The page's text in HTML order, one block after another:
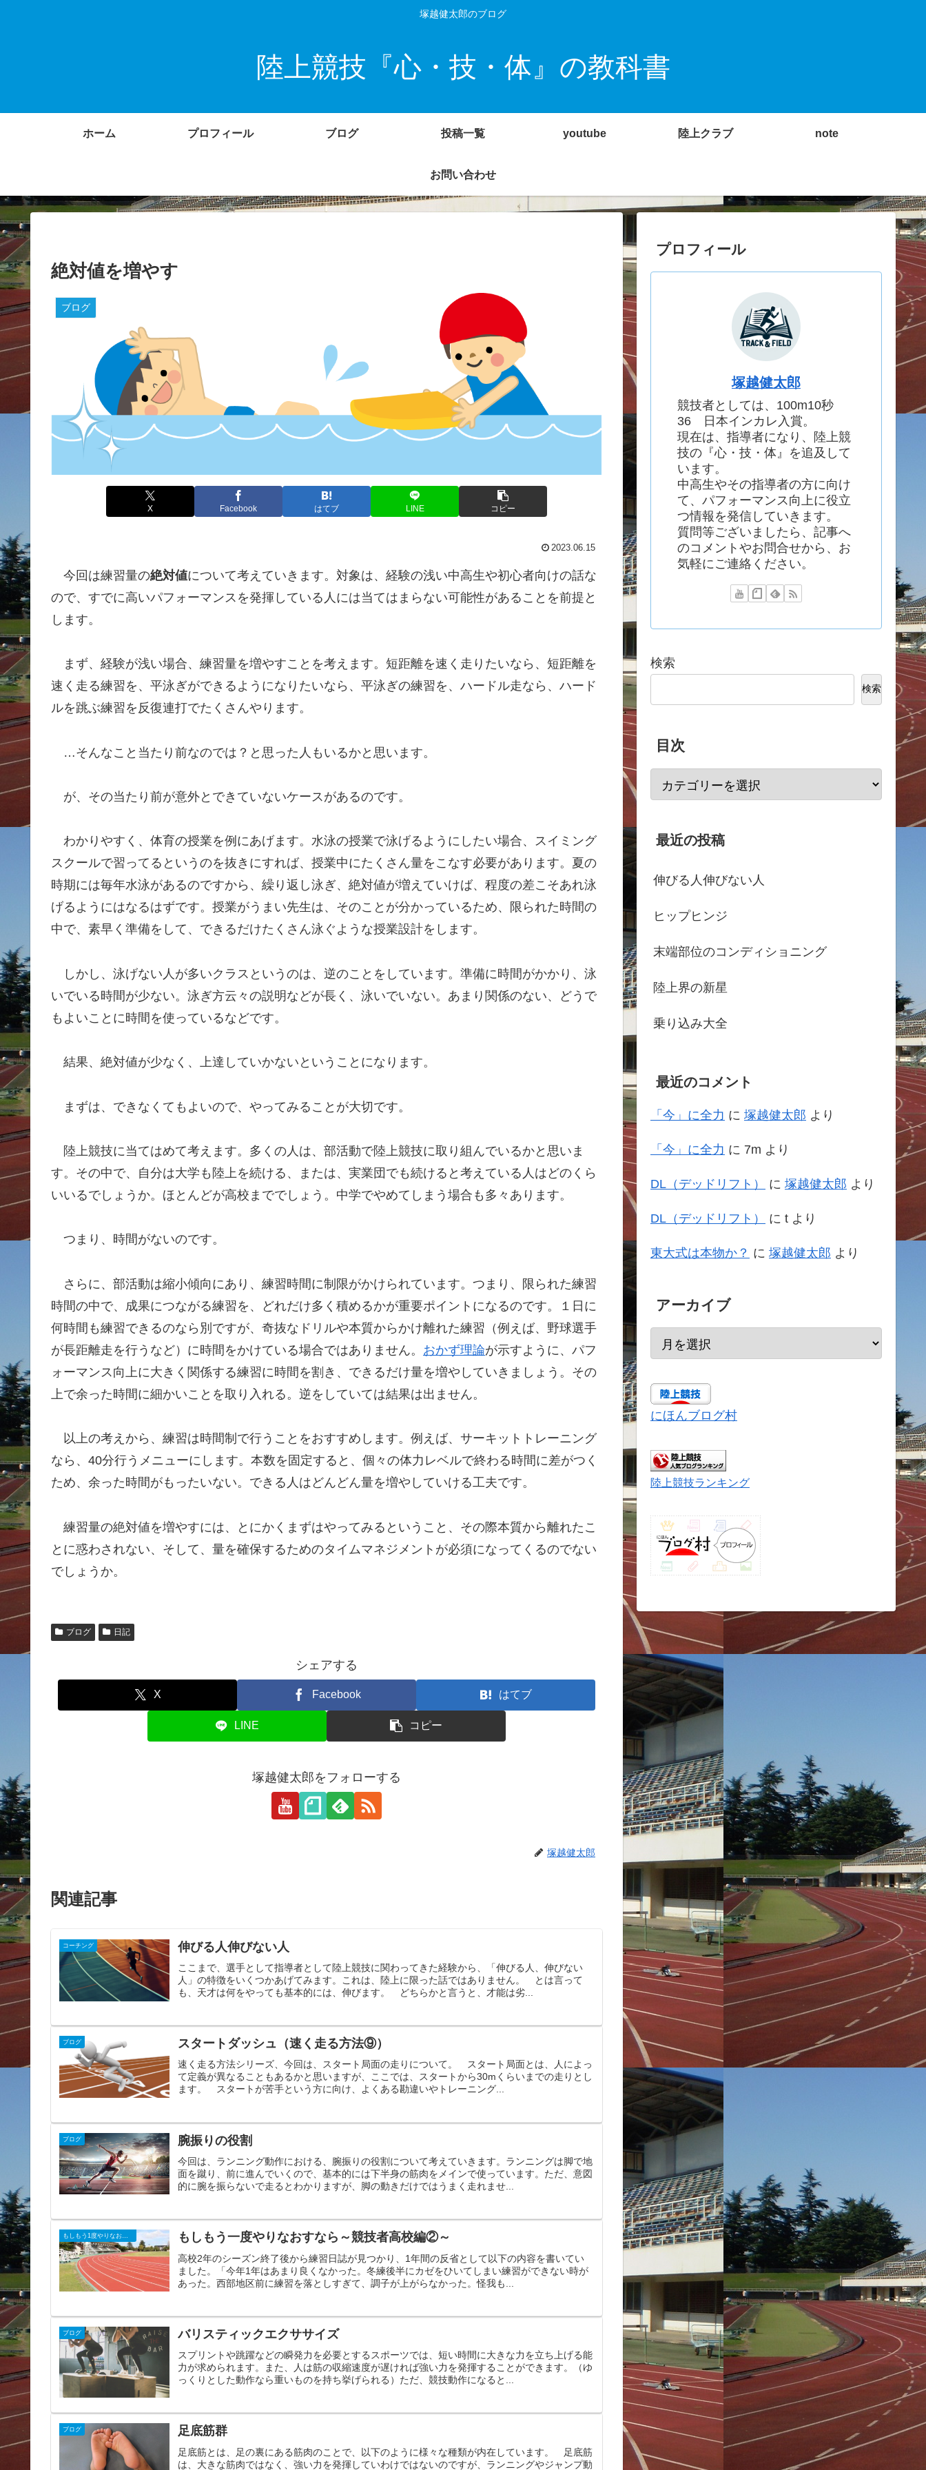
塚越健太郎のブログ
陸上競技『心・技・体』の教科書
ホーム プロフィール ブログ 投稿一覧 youtube 陸上クラブ note
お問い合わせ
絶対値を増やす
ブログ
X Facebook はてブ LINE コピー
2023.06.15
今回は練習量の絶対値について考えていきます。対象は、経験の浅い中高生や初心者向けの話な
ので、すでに高いパフォーマンスを発揮している人には当てはまらない可能性があることを前提と
します。
まず、経験が浅い場合、練習量を増やすことを考えます。短距離を速く走りたいなら、短距離を
速く走る練習を、平泳ぎができるようになりたいなら、平泳ぎの練習を、ハードル走なら、ハード
ルを跳ぶ練習を反復連打でたくさんやります。
…そんなこと当たり前なのでは？と思った人もいるかと思います。
が、その当たり前が意外とできていないケースがあるのです。
わかりやすく、体育の授業を例にあげます。水泳の授業で泳げるようにしたい場合、スイミング
スクールで習ってるというのを抜きにすれば、授業中にたくさん量をこなす必要があります。夏の
時期には毎年水泳があるのですから、繰り返し泳ぎ、絶対値が増えていけば、程度の差こそあれ泳
げるようにはなるはずです。授業がうまい先生は、そのことが分かっているため、限られた時間の
中で、素早く準備をして、できるだけたくさん泳ぐような授業設計をします。
しかし、泳げない人が多いクラスというのは、逆のことをしています。準備に時間がかかり、泳
いでいる時間が少ない。泳ぎ方云々の説明などが長く、泳いでいない。あまり関係のない、どうで
もよいことに時間を使っているなどです。
結果、絶対値が少なく、上達していかないということになります。
まずは、できなくてもよいので、やってみることが大切です。
陸上競技に当てはめて考えます。多くの人は、部活動で陸上競技に取り組んでいるかと思いま
す。その中で、自分は大学も陸上を続ける、または、実業団でも続けると考えている人はどのくら
いいるでしょうか。ほとんどが高校まででしょう。中学でやめてしまう場合も多々あります。
つまり、時間がないのです。
さらに、部活動は縮小傾向にあり、練習時間に制限がかけられています。つまり、限られた練習
時間の中で、成果につながる練習を、どれだけ多く積めるかが重要ポイントになるのです。１日に
何時間も練習できるのなら別ですが、奇抜なドリルや本質からかけ離れた練習（例えば、野球選手
が長距離走を行うなど）に時間をかけている場合ではありません。 おかず理論が示すように、パフ
ォーマンス向上に大きく関係する練習に時間を割き、できるだけ量を増やしていきましょう。その
上で余った時間に細かいことを取り入れる。逆をしていては結果は出ません。
以上の考えから、練習は時間制で行うことをおすすめします。例えば、サーキットトレーニング
なら、40分行うメニューにします。本数を固定すると、個々の体力レベルで終わる時間に差がつく
ため、余った時間がもったいない。できる人はどんどん量を増やしていける工夫です。
練習量の絶対値を増やすには、とにかくまずはやってみるということ、その際本質から離れたこ
とに惑わされない、そして、量を確保するためのタイムマネジメントが必須になってくるのでない
でしょうか。
ブログ 日記
シェアする
X Facebook はてブ
LINE コピー
塚越健太郎をフォローする
塚越健太郎
関連記事
コーチング 伸びる人伸びない人
ここまで、選手として指導者として陸上競技に関わってきた経験から、「伸びる人、伸びない
人」の特徴をいくつかあげてみます。これは、陸上に限った話ではありません。 とは言って
も、天才は何をやっても基本的には、伸びます。 どちらかと言うと、才能は劣...
ブログ スタートダッシュ（速く走る方法⑨）
速く走る方法シリーズ、今回は、スタート局面の走りについて。 スタート局面とは、人によっ
て定義が異なることもあるかと思いますが、ここでは、スタートから30mくらいまでの走りとし
ます。 スタートが苦手という方に向け、よくある勘違いやトレーニング...
ブログ 腕振りの役割
今回は、ランニング動作における、腕振りの役割について考えていきます。ランニングは脚で地
面を蹴り、前に進んでいくので、基本的には下半身の筋肉をメインで使っています。ただ、意図
的に腕を振らないで走るとわかりますが、脚の動きだけではうまく走れませ...
もしもう1度やりなおせるなら もしもう一度やりなおすなら～競技者高校編②～
高校2年のシーズン終了後から練習日誌が見つかり、1年間の反省として以下の内容を書いてい
ました。「今年1年はあまり良くなかった。冬練後半にカゼをひいてしまい練習ができない時が
あった。西部地区前に練習を落としすぎて、調子が上がらなかった。怪我も...
ブログ バリスティックエクササイズ
スプリントや跳躍などの瞬発力を必要とするスポーツでは、短い時間に大きな力を立ち上げる能
力が求められます。また、人は筋の収縮速度が遅ければ強い力を発揮することができます。（ゆ
っくりとした動作なら重いものを持ち挙げられる）ただ、競技動作になると...
ブログ 足底筋群
足底筋とは、足の裏にある筋肉のことで、以下のように様々な種類が内在しています。 足底筋
は、大きな筋肉ではなく、強い力を発揮していわけではないのですが、ランニングやジャンプ動
プロフィール
塚越健太郎
競技者としては、100m10秒
36 日本インカレ入賞。
現在は、指導者になり、陸上競
技の『心・技・体』を追及して
います。
中高生やその指導者の方に向け
て、パフォーマンス向上に役立
つ情報を発信していきます。
質問等ございましたら、記事へ
のコメントやお問合せから、お
気軽にご連絡ください。
検索
検索
目次
最近の投稿
伸びる人伸びない人
ヒップヒンジ
末端部位のコンディショニング
陸上界の新星
乗り込み大全
最近のコメント
「今」に全力 に 塚越健太郎 より
「今」に全力 に 7m より
DL（デッドリフト） に 塚越健太郎 より
DL（デッドリフト） に t より
東大式は本物か？ に 塚越健太郎 より
アーカイブ
にほんブログ村
陸上競技ランキング